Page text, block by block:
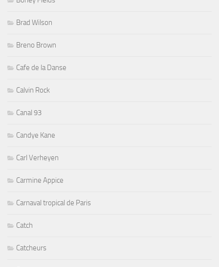
Brad Wilson
Breno Brown
Cafe de la Danse
Calvin Rock
Canal 93
Candye Kane
Carl Verheyen
Carmine Appice
Carnaval tropical de Paris
Catch
Catcheurs